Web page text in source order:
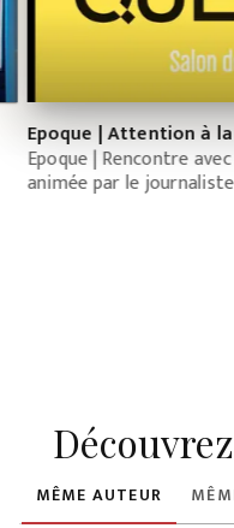
Epoque | Attention à
Epoque | Rencontre
animée par le
MÊME AUTEUR